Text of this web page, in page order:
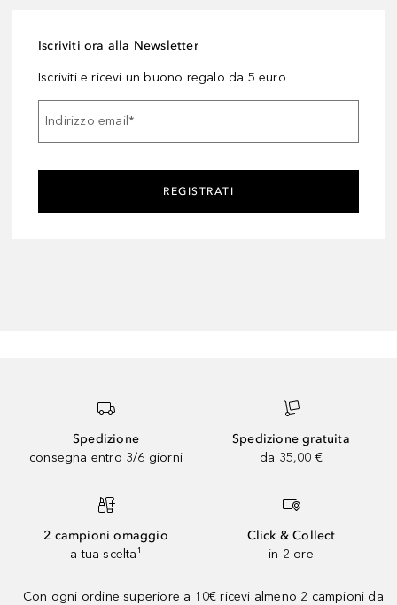
Iscriviti ora alla Newsletter
Iscriviti e ricevi un buono regalo da 5 euro
Indirizzo email *
REGISTRATI
Spedizione
consegna entro 3/6 giorni
Spedizione gratuita
da 35,00 €
2 campioni omaggio
a tua scelta¹
Click & Collect
in 2 ore
Con ogni ordine superiore a 10€ ricevi almeno 2 campioni da